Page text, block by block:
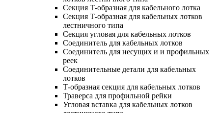
Секция Т-образная для кабельного лотка
Секция Т-образная для кабельных лотков
лестничного типа
Секция угловая для кабельных лотков
Соединитель для кабельных лотков
Соединитель для несущих и и профильных
реек
Соединительные детали для кабельных
лотков
Т-образная секция для кабельных лотков
Траверса для профильной рейки
Угловая вставка для кабельных лотков